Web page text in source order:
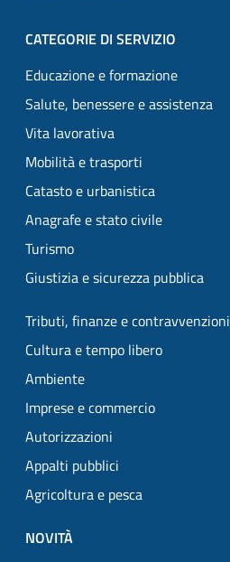
CATEGORIE DI SERVIZIO
Educazione e formazione
Salute, benessere e assistenza
Vita lavorativa
Mobilità e trasporti
Catasto e urbanistica
Anagrafe e stato civile
Turismo
Giustizia e sicurezza pubblica
Tributi, finanze e contravvenzioni
Cultura e tempo libero
Ambiente
Imprese e commercio
Autorizzazioni
Appalti pubblici
Agricoltura e pesca
NOVITÀ